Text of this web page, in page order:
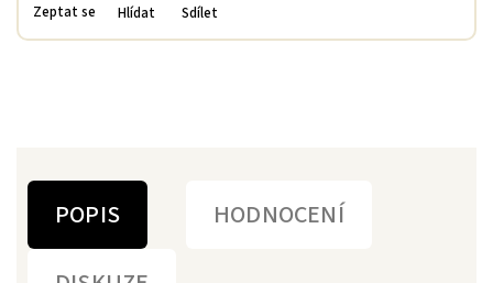
Zeptat se Hlídat Sdílet
POPIS
HODNOCENÍ